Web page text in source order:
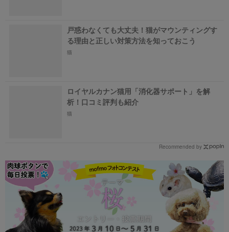
戸惑わなくても大丈夫！猫がマウンティングす
る理由と正しい対策方法を知っておこう
猫
ロイヤルカナン猫用「消化器サポート」を解
析！口コミ評判も紹介
猫
Recommended by